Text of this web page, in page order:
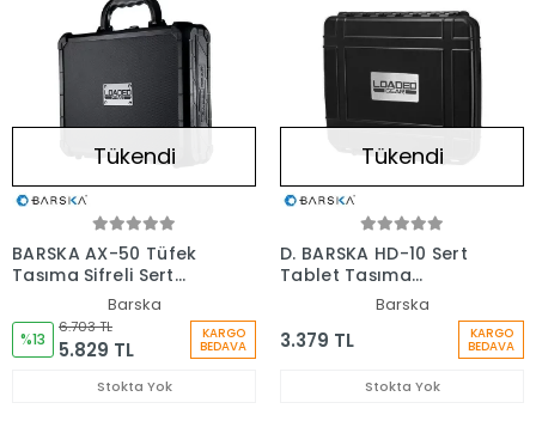
Tükendi
BARSKA AX-50 Tüfek
Taşıma Şifreli Sert
Çanta/KılıfBarska
%13
6.703 TL
5.829 TL
KARGO
BEDAVA
Stokta Yok
Tükendi
D. BARSKA HD-10 Sert
Tablet Taşıma
Barska
3.379 TL KARGO
BEDAVA
Stokta Yok